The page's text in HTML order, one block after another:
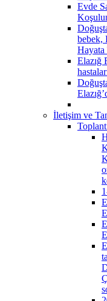
Evde
bebek,
Hayata
Elazığ
İletişim ve